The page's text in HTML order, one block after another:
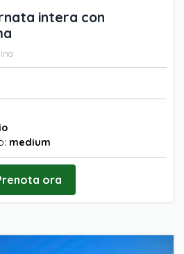
intera con
medium
ora